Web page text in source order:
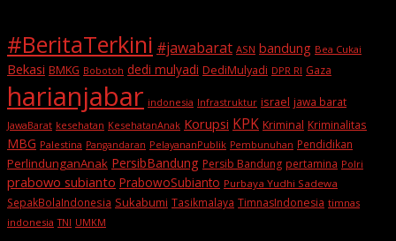
#BeritaTerkini #jawabarat ASN bandung Bea Cukai
Bekasi BMKG Bobotoh dedi mulyadi DediMulyadi DPR RI Gaza
harianjabar indonesia Infrastruktur israel jawa barat
JawaBarat kesehatan KesehatanAnak Korupsi KPK Kriminal Kriminalitas
MBG Palestina Pangandaran PelayananPublik Pembunuhan Pendidikan
PerlindunganAnak PersibBandung Persib Bandung pertamina Polri
prabowo subianto PrabowoSubianto Purbaya Yudhi Sadewa
SepakBolaIndonesia Sukabumi Tasikmalaya TimnasIndonesia timnas
indonesia TNI UMKM